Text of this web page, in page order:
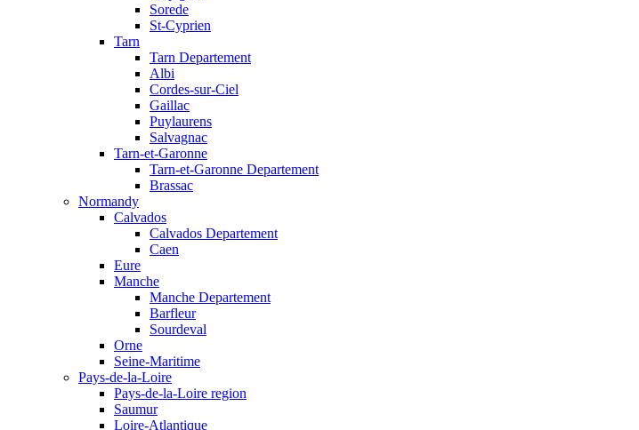
Sorede
St-Cyprien
Tarn
Tarn Departement
Albi
Cordes-sur-Ciel
Gaillac
Puylaurens
Salvagnac
Tarn-et-Garonne
Tarn-et-Garonne Departement
Brassac
Normandy
Calvados
Calvados Departement
Caen
Eure
Manche
Manche Departement
Barfleur
Sourdeval
Orne
Seine-Maritime
Pays-de-la-Loire
Pays-de-la-Loire region
Saumur
Loire-Atlantique